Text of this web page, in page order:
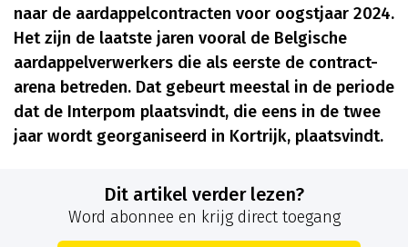
naar de aardappelcontracten voor oogstjaar 2024.
Het zijn de laatste jaren vooral de Belgische
aardappelverwerkers die als eerste de contract-
arena betreden. Dat gebeurt meestal in de periode
dat de Interpom plaatsvindt, die eens in de twee
jaar wordt georganiseerd in Kortrijk, plaatsvindt.
Dit artikel verder lezen?
Word abonnee en krijg direct toegang